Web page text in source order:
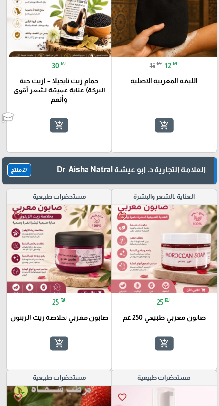
15 ₪ 12 ₪
الليفه المغربيه الاصليه
add_shopping_cart
30 ₪
حمام زيت نايجيلا – (زيت حبة
البركة) عناية عميقة لشعر أقوى
وأنعم
add_shopping_cart
العلامة التجارية د. ابو عيشة Dr. Aisha Natral 27 منتج
العناية بالشعر والبشرة
favorite_border
25 ₪
صابون مغربي طبيعي 250 غم
add_shopping_cart
مستحضرات طبيعية
favorite_border
25 ₪
صابون مغربي بخلاصة زيت الزيتون
add_shopping_cart
مستحضرات طبيعية
favorite_border
مستحضرات طبيعية
favorite_border